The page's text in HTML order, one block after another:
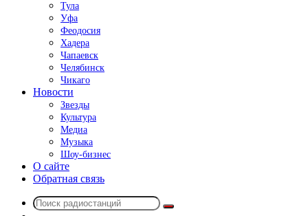
Тула
Уфа
Феодосия
Хадера
Чапаевск
Челябинск
Чикаго
Новости
Звезды
Культура
Медиа
Музыка
Шоу-бизнес
О сайте
Обратная связь
Поиск